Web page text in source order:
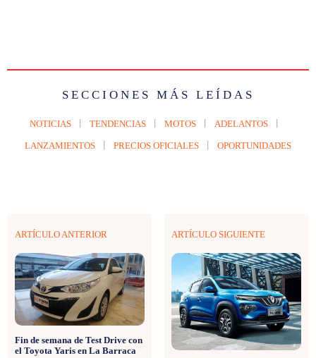
SECCIONES MÁS LEÍDAS
NOTICIAS TENDENCIAS MOTOS ADELANTOS
LANZAMIENTOS PRECIOS OFICIALES OPORTUNIDADES
ARTÍCULO ANTERIOR
Fin de semana de Test Drive con
el Toyota Yaris en La Barraca
ARTÍCULO SIGUIENTE